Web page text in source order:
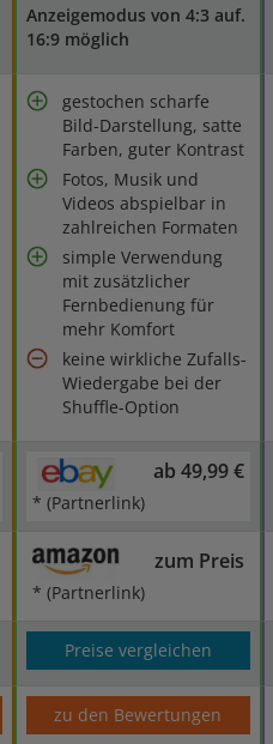
Anzeigemodus von 4:3 auf.
16:9 möglich
gestochen scharfe
Bild-Darstellung, satte
Farben, guter Kontrast
Fotos, Musik und
Videos abspielbar in
zahlreichen Formaten
simple Verwendung
mit zusätzlicher
Fernbedienung für
mehr Komfort
keine wirkliche Zufalls-
Wiedergabe bei der
Shuffle-Option
ab 49,99 €
* (Partnerlink)
zum Preis
* (Partnerlink)
Preise vergleichen
zu den Bewertungen